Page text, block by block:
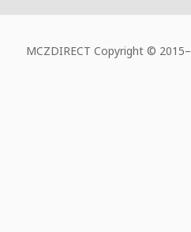
MCZDIRECT Copyright © 2015–